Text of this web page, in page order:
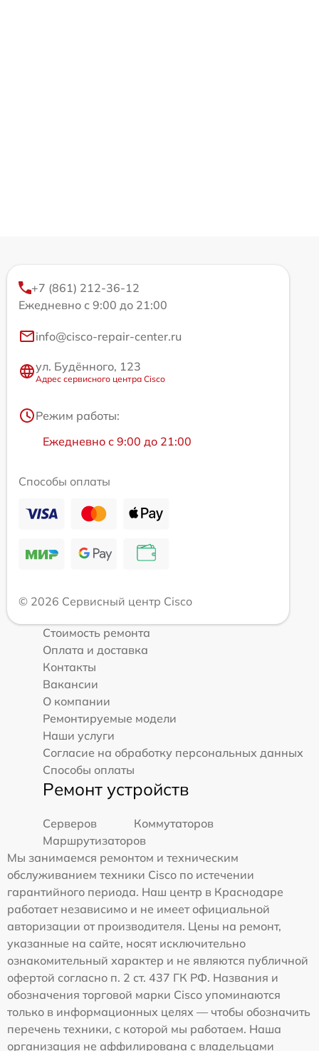
+7 (861) 212-36-12
Ежедневно с 9:00 до 21:00
info@cisco-repair-center.ru
ул. Будённого, 123
Адрес сервисного центра Cisco
Режим работы:
Ежедневно с 9:00 до 21:00
Способы оплаты
© 2026 Сервисный центр Cisco
Стоимость ремонта
Оплата и доставка
Контакты
Вакансии
О компании
Ремонтируемые модели
Наши услуги
Согласие на обработку персональных данных
Способы оплаты
Ремонт устройств
Серверов
Коммутаторов
Маршрутизаторов
Мы занимаемся ремонтом и техническим
обслуживанием техники Cisco по истечении
гарантийного периода. Наш центр в Краснодаре
работает независимо и не имеет официальной
авторизации от производителя. Цены на ремонт,
указанные на сайте, носят исключительно
ознакомительный характер и не являются публичной
офертой согласно п. 2 ст. 437 ГК РФ. Названия и
обозначения торговой марки Cisco упоминаются
только в информационных целях — чтобы обозначить
перечень техники, с которой мы работаем. Наша
организация не аффилирована с владельцами